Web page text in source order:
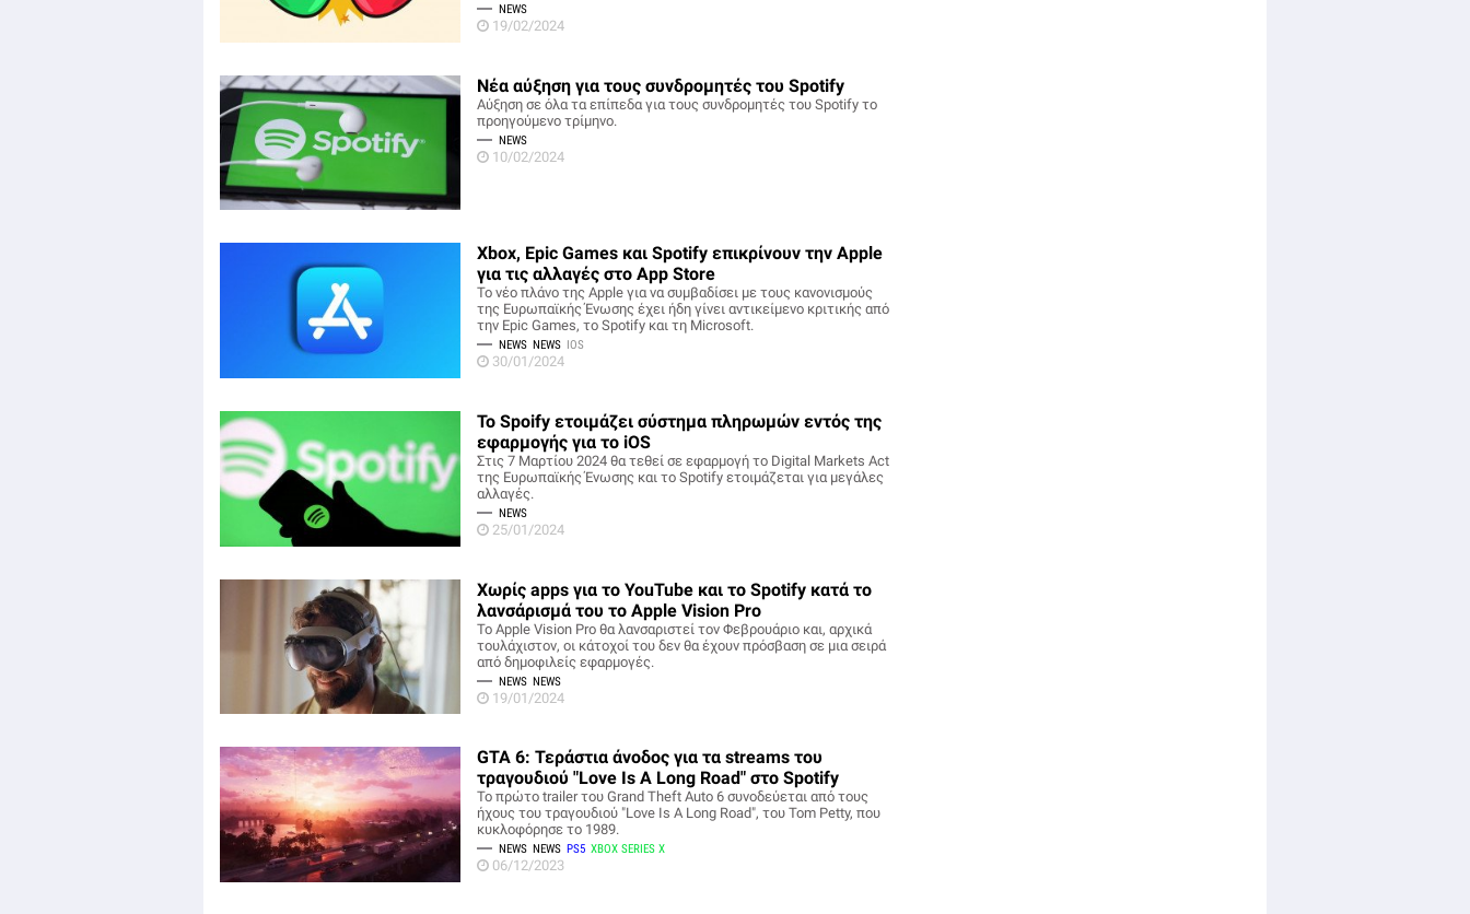
NEWS
19/02/2024
Νέα αύξηση για τους συνδρομητές του Spotify
Αύξηση σε όλα τα επίπεδα για τους συνδρομητές του Spotify το
προηγούμενο τρίμηνο.
NEWS
10/02/2024
Xbox, Epic Games και Spotify επικρίνουν την Apple
για τις αλλαγές στο App Store
Το νέο πλάνο της Apple για να συμβαδίσει με τους κανονισμούς
της Ευρωπαϊκής Ένωσης έχει ήδη γίνει αντικείμενο κριτικής από
την Epic Games, το Spotify και τη Microsoft.
NEWS NEWS IOS
30/01/2024
Το Spoify ετοιμάζει σύστημα πληρωμών εντός της
εφαρμογής για το iOS
Στις 7 Μαρτίου 2024 θα τεθεί σε εφαρμογή το Digital Markets Act
της Ευρωπαϊκής Ένωσης και το Spotify ετοιμάζεται για μεγάλες
αλλαγές.
NEWS
25/01/2024
Χωρίς apps για το YouTube και το Spotify κατά το
λανσάρισμά του το Apple Vision Pro
Το Apple Vision Pro θα λανσαριστεί τον Φεβρουάριο και, αρχικά
τουλάχιστον, οι κάτοχοί του δεν θα έχουν πρόσβαση σε μια σειρά
από δημοφιλείς εφαρμογές.
NEWS NEWS
19/01/2024
GTA 6: Τεράστια άνοδος για τα streams του
τραγουδιού "Love Is A Long Road" στο Spotify
Το πρώτο trailer του Grand Theft Auto 6 συνοδεύεται από τους
ήχους του τραγουδιού "Love Is A Long Road", του Tom Petty, που
κυκλοφόρησε το 1989.
NEWS NEWS PS5 XBOX SERIES X
06/12/2023